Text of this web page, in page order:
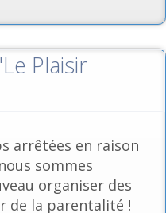
Plaisir
arrêtées en raison
sommes
organiser des
de la parentalité !